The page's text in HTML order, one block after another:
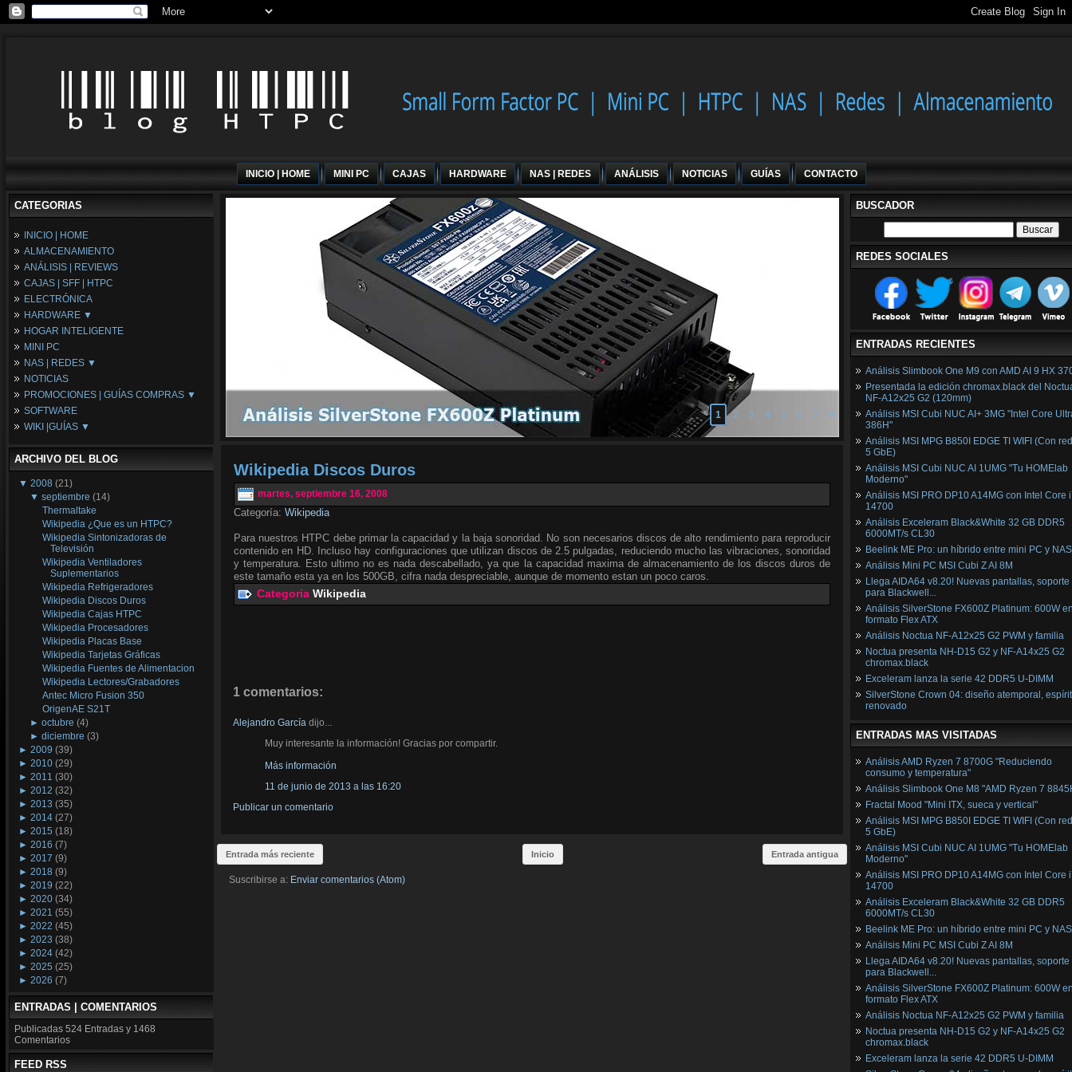
INICIO | HOME MINI PC CAJAS HARDWARE NAS | REDES ANÁLISIS NOTICIAS GUÍAS CONTACTO
CATEGORIAS
INICIO | HOME
ALMACENAMIENTO
ANÁLISIS | REVIEWS
CAJAS | SFF | HTPC
ELECTRÓNICA
HARDWARE ▼
Fuentes de Alimentación
Memória RAM
Placas Base
Procesadores
Periféricos
Refrigeración
Tarjetas Gráficas
HOGAR INTELIGENTE
MINI PC
NAS | REDES ▼
NAS
Espacio Synology
Redes
NOTICIAS
PROMOCIONES | GUÍAS COMPRAS ▼
Configuraciones Ordenadores
Guías de Compras
SOFTWARE
WIKI |GUÍAS ▼
Wikipedia
ARCHIVO DEL BLOG
▼ 2008 (21)
▼septiembre (14)
Thermaltake
Wikipedia ¿Que es un HTPC?
Wikipedia Sintonizadoras de
Televisión
Wikipedia Ventiladores
Suplementarios
Wikipedia Refrigeradores
Wikipedia Discos Duros
Wikipedia Cajas HTPC
Wikipedia Procesadores
Wikipedia Placas Base
Wikipedia Tarjetas Gráficas
Wikipedia Fuentes de Alimentacion
Wikipedia Lectores/Grabadores
Antec Micro Fusion 350
OrigenAE S21T
►octubre (4)
►diciembre (3)
► 2009 (39)
► 2010 (29)
► 2011 (30)
► 2012 (32)
► 2013 (35)
► 2014 (27)
► 2015 (18)
► 2016 (7)
► 2017 (9)
► 2018 (9)
► 2019 (22)
► 2020 (34)
► 2021 (55)
► 2022 (45)
► 2023 (38)
► 2024 (42)
► 2025 (25)
► 2026 (7)
ENTRADAS | COMENTARIOS
Publicadas 524 Entradas y 1468
Comentarios
FEED RSS
1 2 3 4 5 6 7 8
Wikipedia Discos Duros
martes, septiembre 16, 2008
Categoría: Wikipedia
Para nuestros HTPC debe primar la capacidad y la baja sonoridad. No son necesarios discos de alto rendimiento para reproducir
contenido en HD. Incluso hay configuraciones que utilizan discos de 2.5 pulgadas, reduciendo mucho las vibraciones, sonoridad
y temperatura. Esto ultimo no es nada descabellado, ya que la capacidad maxima de almacenamiento de los discos duros de
este tamaño esta ya en los 500GB, cifra nada despreciable, aunque de momento estan un poco caros.
Categoria Wikipedia
1 comentarios:
Alejandro García dijo...
Muy interesante la información! Gracias por compartir.
Más información
11 de junio de 2013 a las 16:20
Publicar un comentario
Entrada más reciente Entrada antigua
Inicio
Suscribirse a: Enviar comentarios (Atom)
BUSCADOR
REDES SOCIALES
ENTRADAS RECIENTES
Análisis Slimbook One M9 con AMD AI 9 HX
Presentada la edición chromax.black del
NF‑A12x25 G2 (120mm)
Análisis MSI Cubi NUC AI+ 3MG "Intel Core
386H"
Análisis MSI MPG B850I EDGE TI WIFI (Con
5 GbE)
Análisis MSI Cubi NUC AI 1UMG "Tu HOMElab
Moderno"
Análisis MSI PRO DP10 A14MG con Intel Core
14700
Análisis Exceleram Black&White 32 GB DDR5
6000MT/s CL30
Beelink ME Pro: un híbrido entre mini PC y NAS
Análisis Mini PC MSI Cubi Z AI 8M
Llega AIDA64 v8.20! Nuevas pantallas, soporte
para Blackwell...
Análisis SilverStone FX600Z Platinum: 600W
formato Flex ATX
Análisis Noctua NF-A12x25 G2 PWM y familia
Noctua presenta NH-D15 G2 y NF-A14x25 G2
chromax.black
Exceleram lanza la serie 42 DDR5 U-DIMM
SilverStone Crown 04: diseño atemporal,
renovado
ENTRADAS MAS VISITADAS
Análisis AMD Ryzen 7 8700G "Reduciendo
consumo y temperatura"
Análisis Slimbook One M8 "AMD Ryzen 7
Fractal Mood "Mini ITX, sueca y vertical"
Análisis MSI MPG B850I EDGE TI WIFI (Con
5 GbE)
Análisis MSI Cubi NUC AI 1UMG "Tu HOMElab
Moderno"
Análisis MSI PRO DP10 A14MG con Intel Core
14700
Análisis Exceleram Black&White 32 GB DDR5
6000MT/s CL30
Beelink ME Pro: un híbrido entre mini PC y NAS
Análisis Mini PC MSI Cubi Z AI 8M
Llega AIDA64 v8.20! Nuevas pantallas, soporte
para Blackwell...
Análisis SilverStone FX600Z Platinum: 600W
formato Flex ATX
Análisis Noctua NF-A12x25 G2 PWM y familia
Noctua presenta NH-D15 G2 y NF-A14x25 G2
chromax.black
Exceleram lanza la serie 42 DDR5 U-DIMM